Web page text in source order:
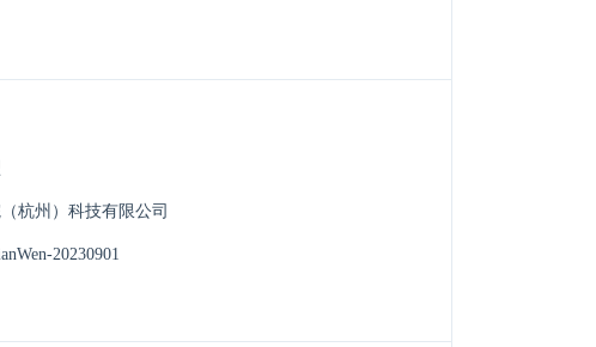
杭州）科技有限公司
20230901